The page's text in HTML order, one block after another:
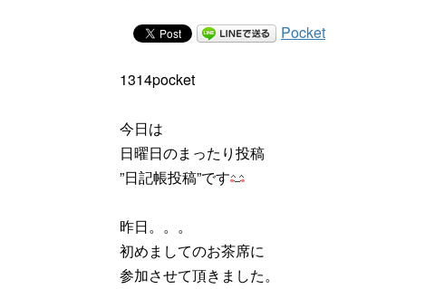
Pocket
1314pocket
今日は
日曜日のまったり投稿
”日記帳投稿”です
昨日。。。
初めましてのお茶席に
参加させて頂きました。